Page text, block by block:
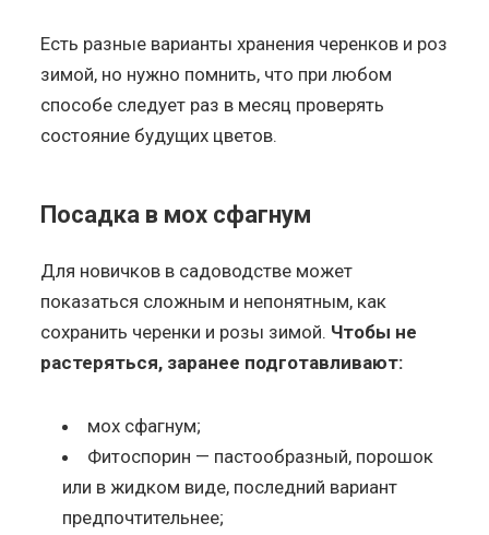
Есть разные варианты хранения черенков и роз
зимой, но нужно помнить, что при любом
способе следует раз в месяц проверять
состояние будущих цветов.
Посадка в мох сфагнум
Для новичков в садоводстве может
показаться сложным и непонятным, как
сохранить черенки и розы зимой. Чтобы не
растеряться, заранее подготавливают:
мох сфагнум;
Фитоспорин — пастообразный, порошок
или в жидком виде, последний вариант
предпочтительнее;